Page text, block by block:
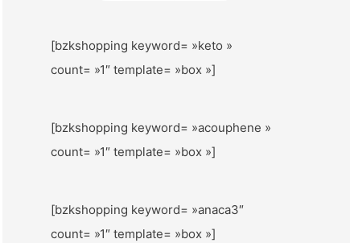
[bzkshopping keyword= »keto »
count= »1″ template= »box »]
[bzkshopping keyword= »acouphene »
count= »1″ template= »box »]
[bzkshopping keyword= »anaca3″
count= »1″ template= »box »]